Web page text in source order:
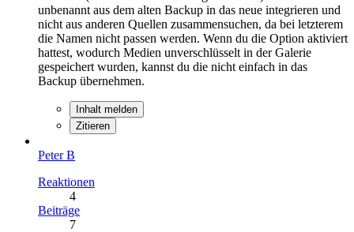
unbenannt aus dem alten Backup in das neue integrieren und
nicht aus anderen Quellen zusammensuchen, da bei letzterem
die Namen nicht passen werden. Wenn du die Option aktiviert
hattest, wodurch Medien unverschlüsselt in der Galerie
gespeichert wurden, kannst du die nicht einfach in das
Backup übernehmen.
Inhalt melden
Zitieren
Peter B
Reaktionen
4
Beiträge
7